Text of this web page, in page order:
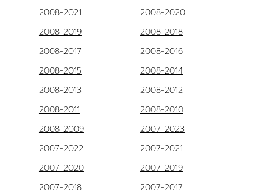
2008-2021
2008-2020
2008-2019
2008-2018
2008-2017
2008-2016
2008-2015
2008-2014
2008-2013
2008-2012
2008-2011
2008-2010
2008-2009
2007-2023
2007-2022
2007-2021
2007-2020
2007-2019
2007-2018
2007-2017